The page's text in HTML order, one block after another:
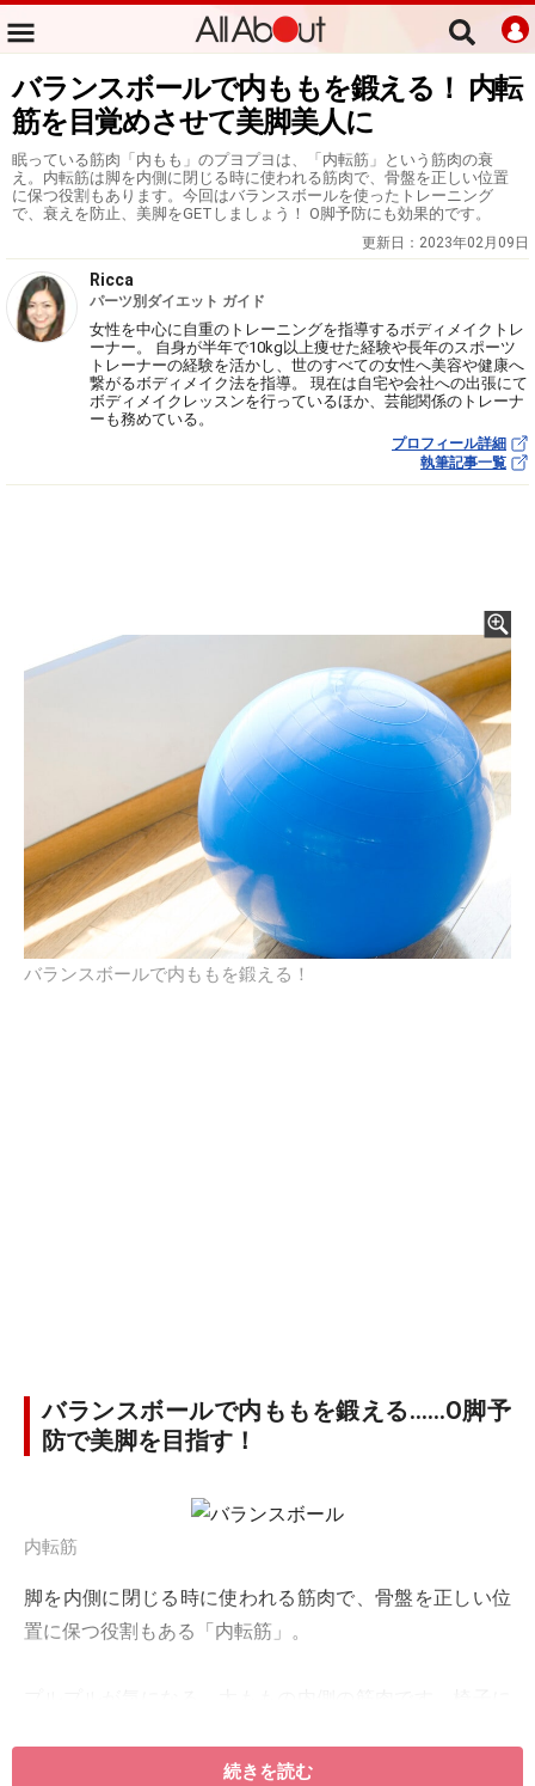
バランスボールで内ももを鍛える！ 内転
筋を目覚めさせて美脚美人に
眠っている筋肉「内もも」のプヨプヨは、「内転筋」という筋肉の衰
え。内転筋は脚を内側に閉じる時に使われる筋肉で、骨盤を正しい位置
に保つ役割もあります。今回はバランスボールを使ったトレーニング
で、衰えを防止、美脚をGETしましょう！ O脚予防にも効果的です。
更新日： 2023年02月09日
Ricca
パーツ別ダイエット ガイド
女性を中心に自重のトレーニングを指導するボディメイクトレ
ーナー。 自身が半年で10kg以上痩せた経験や長年のスポーツ
トレーナーの経験を活かし、世のすべての女性へ美容や健康へ
繋がるボディメイク法を指導。 現在は自宅や会社への出張にて
ボディメイクレッスンを行っているほか、芸能関係のトレーナ
ーも務めている。
プロフィール詳細
執筆記事一覧
バランスボールで内ももを鍛える！
バランスボールで内ももを鍛える……O脚予
防で美脚を目指す！
内転筋
脚を内側に閉じる時に使われる筋肉で、骨盤を正しい位
置に保つ役割もある「内転筋」。
いう現象が起きるのは、内転筋が衰えている証拠。普段
続きを読む